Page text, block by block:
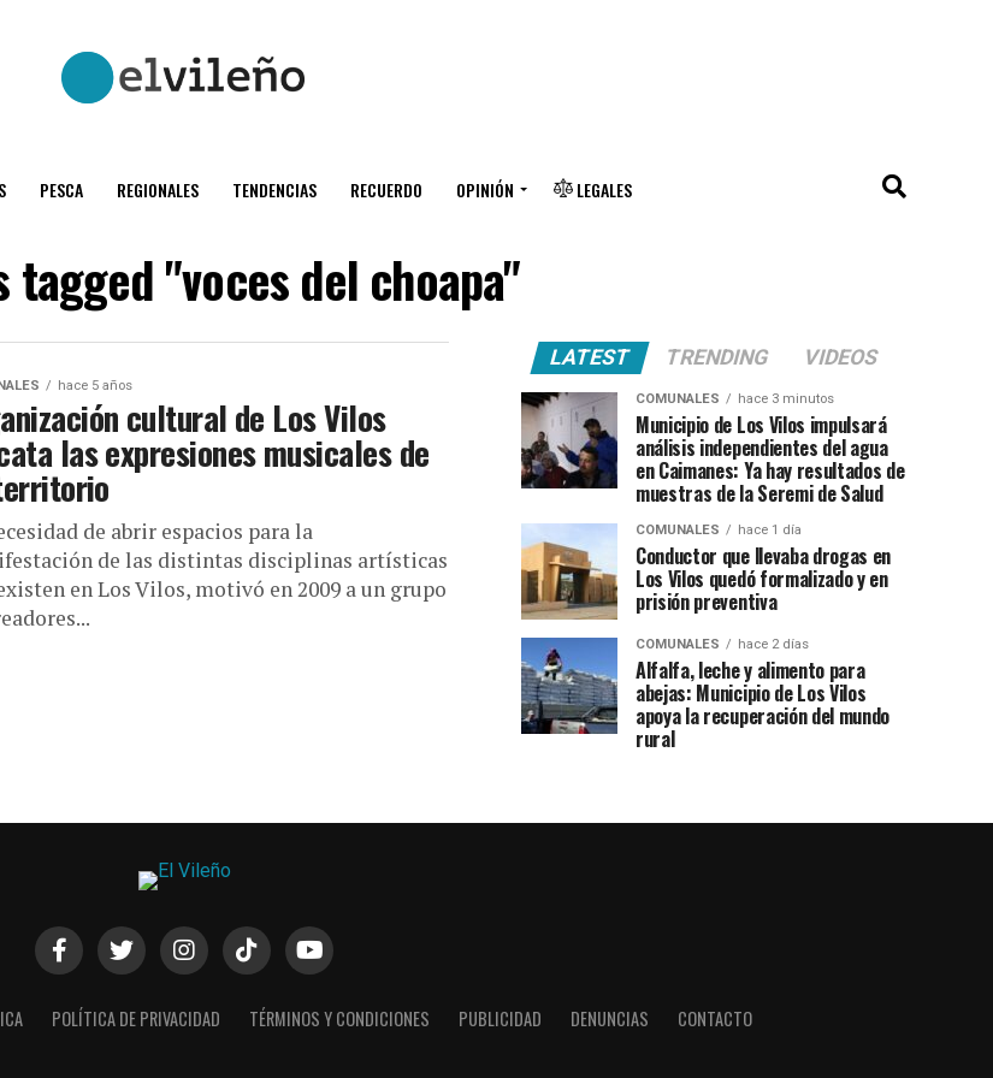
PESCA REGIONALES TENDENCIAS RECUERDO OPINIÓN LEGALES
tagged "voces del choapa"
hace 5 años
cultural de Los Vilos
las expresiones musicales de
de abrir espacios para la
de las distintas disciplinas artísticas
en Los Vilos, motivó en 2009 a un grupo
LATEST TRENDING VIDEOS
COMUNALES hace 3 minutos
Municipio de Los Vilos impulsará
análisis independientes del agua
en Caimanes: Ya hay resultados de
muestras de la Seremi de Salud
COMUNALES hace 1 día
Conductor que llevaba drogas en
Los Vilos quedó formalizado y en
prisión preventiva
COMUNALES hace 2 días
Alfalfa, leche y alimento para
abejas: Municipio de Los Vilos
apoya la recuperación del mundo
rural
POLÍTICA DE PRIVACIDAD TÉRMINOS Y CONDICIONES PUBLICIDAD DENUNCIAS CONTACTO